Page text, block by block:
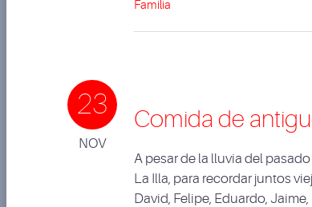
Familia
23
NOV
Comida de
A pesar de la lluvia del
La Illa, para recordar juntos
David, Felipe, Eduardo,